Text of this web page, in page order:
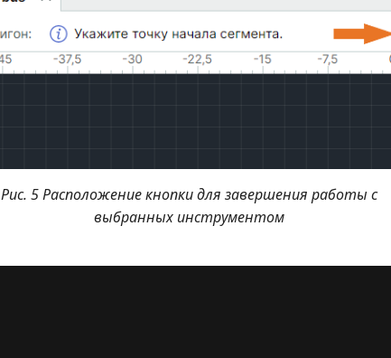
Рис. 5 Расположение кнопки для завершения работы с
выбранных инструментом